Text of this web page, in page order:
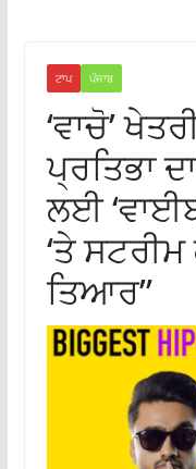
ਟਾਪ ਪੰਜਾਬ
‘ਵਾਚੋ’
ਪ੍ਰਤਿਭਾ
ਲਈ
‘ਤੇ
ਤਿਆਰ”